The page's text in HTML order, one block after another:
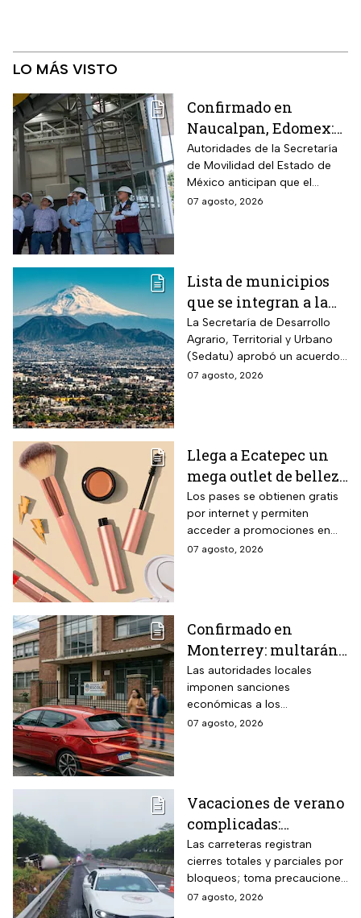
LO MÁS VISTO
Confirmado en
Naucalpan, Edomex:
la Línea 3 del
Mexicable llega al
71,4% de avance y
anuncian cuándo
Autoridades de la Secretaría
de Movilidad del Estado de
México anticipan que el
transporte teleférico reducirá
07 agosto, 2026
Lista de municipios
que se integran a la
Zona Metropolitana
del Valle de México
La Secretaría de Desarrollo
Agrario, Territorial y Urbano
(Sedatu) aprobó un acuerdo
para que se integren más
07 agosto, 2026
Llega a Ecatepec un
mega outlet de belleza
con entrada gratis y
descuentos de hasta el
80% durante 5 días
consecutivos en
Los pases se obtienen gratis
por internet y permiten
acceder a promociones en
maquillaje, perfumes y
07 agosto, 2026
Confirmado en
Monterrey: multarán
a conductores que
superen este límite de
velocidad en zonas
escolares
Las autoridades locales
imponen sanciones
económicas a los
automovilistas que rebasen la
07 agosto, 2026
Vacaciones de verano
complicadas:
Carreteras cerradas
por bloqueos y fuertes
accidentes hoy
viernes 7 de agosto
Las carreteras registran
cierres totales y parciales por
bloqueos; toma precauciones
si viajas en estas vacaciones
07 agosto, 2026